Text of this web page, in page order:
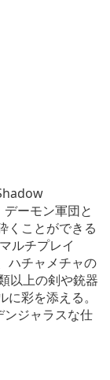
ーモン軍団と
くことができる
ルチプレイ
ハチャメチャの
以上の剣や銃器
彩を添える。
ンジャラスな仕